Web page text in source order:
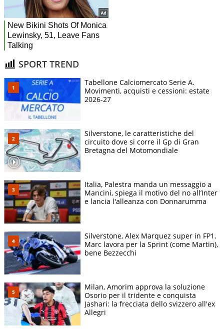
SPORT TREND
Tabellone Calciomercato Serie A.
Movimenti, acquisti e cessioni: estate
2026-27
Silverstone, le caratteristiche del
circuito dove si corre il Gp di Gran
Bretagna del Motomondiale
Italia, Palestra manda un messaggio a
Mancini, spiega il motivo del no all’Inter
e lancia l'alleanza con Donnarumma
Silverstone, Alex Marquez super in FP1.
Marc lavora per la Sprint (come Martin),
bene Bezzecchi
Milan, Amorim approva la soluzione
Osorio per il tridente e conquista
Jashari: la frecciata dello svizzero all'ex
Allegri